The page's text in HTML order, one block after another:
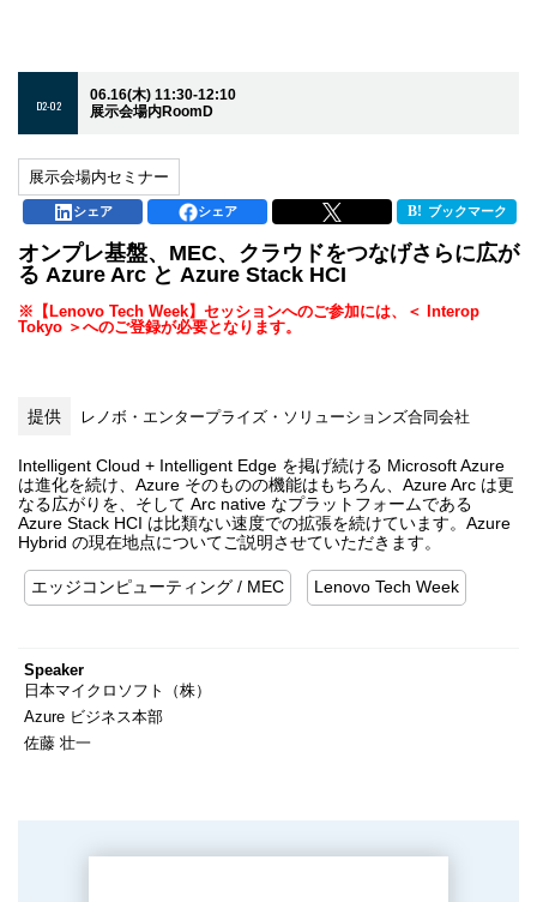
D2-02
06.16(木) 11:30-12:10
展示会場内RoomD
展示会場内セミナー
シェア シェア ブックマーク
オンプレ基盤、MEC、クラウドをつなげさらに広が
る Azure Arc と Azure Stack HCI
※【Lenovo Tech Week】セッションへのご参加には、＜ Interop
Tokyo ＞へのご登録が必要となります。
提供 レノボ・エンタープライズ・ソリューションズ合同会社
Intelligent Cloud + Intelligent Edge を掲げ続ける Microsoft Azure
は進化を続け、Azure そのものの機能はもちろん、Azure Arc は更
なる広がりを、そして Arc native なプラットフォームである
Azure Stack HCI は比類ない速度での拡張を続けています。Azure
Hybrid の現在地点についてご説明させていただきます。
エッジコンピューティング / MEC Lenovo Tech Week
Speaker
日本マイクロソフト（株）
Azure ビジネス本部
佐藤 壮一